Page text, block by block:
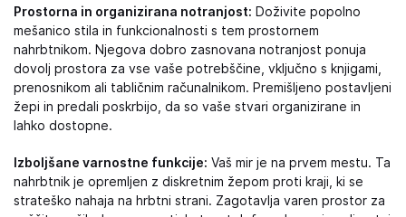
Prostorna in organizirana notranjost: Doživite popolno
mešanico stila in funkcionalnosti s tem prostornem
nahrbtnikom. Njegova dobro zasnovana notranjost ponuja
dovolj prostora za vse vaše potrebščine, vključno s knjigami,
prenosnikom ali tabličnim računalnikom. Premišljeno postavljeni
žepi in predali poskrbijo, da so vaše stvari organizirane in
lahko dostopne.
Izboljšane varnostne funkcije: Vaš mir je na prvem mestu. Ta
nahrbtnik je opremljen z diskretnim žepom proti kraji, ki se
strateško nahaja na hrbtni strani. Zagotavlja varen prostor za